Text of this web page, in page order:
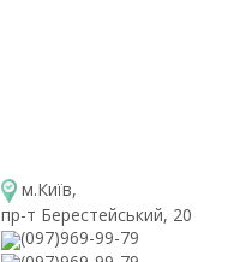
м.Київ,
пр-т Берестейський, 20
(097)969-99-79